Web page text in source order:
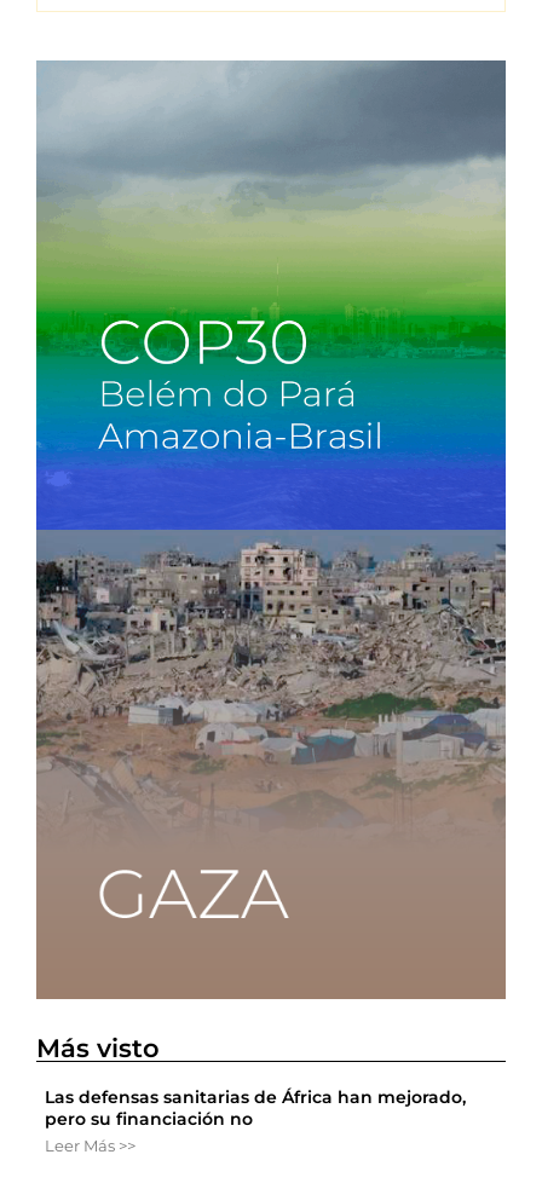
Más visto
Las defensas sanitarias de África han mejorado,
pero su financiación no
Leer Más >>